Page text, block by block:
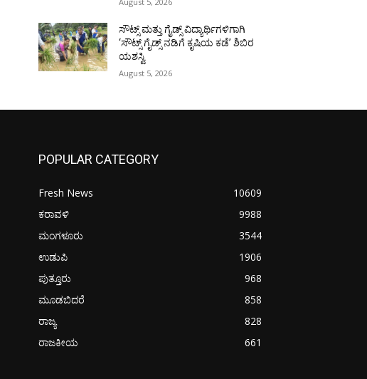
ಸೌಟ್ಸ್ ಮತ್ತು ಗೈಡ್ಸ್ ವಿದ್ಯಾರ್ಥಿಗಳಿಗಾಗಿ
‘ಸೌಟ್ಸ್ ಗೈಡ್ಸ್ ನಡಿಗೆ ಕೃಷಿಯ ಕಡೆ’ ಶಿಬಿರ
ಯಶಸ್ವಿ
August 5, 2026
POPULAR CATEGORY
Fresh News
10609
ಕರಾವಳಿ
9988
ಮಂಗಳೂರು
3544
ಉಡುಪಿ
1906
ಪುತ್ತೂರು
968
ಮೂಡಬಿದರೆ
858
ರಾಜ್ಯ
828
ರಾಜಕೀಯ
661